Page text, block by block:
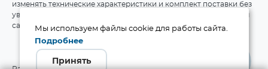
изменять технические характеристики и комплект поставки без
уведомления. Актуальные данные приведены на официальном
сайте производителя.
Мы используем файлы cookie для работы сайта.
Подробнее
Принять